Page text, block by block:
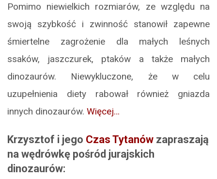
Pomimo niewielkich rozmiarów, ze względu na
swoją szybkość i zwinność stanowił zapewne
śmiertelne zagrożenie dla małych leśnych
ssaków, jaszczurek, ptaków a także małych
dinozaurów. Niewykluczone, że w celu
uzupełnienia diety rabował również gniazda
innych dinozaurów. Więcej…
Krzysztof i jego Czas Tytanów zapraszają
na wędrówkę pośród jurajskich
dinozaurów: